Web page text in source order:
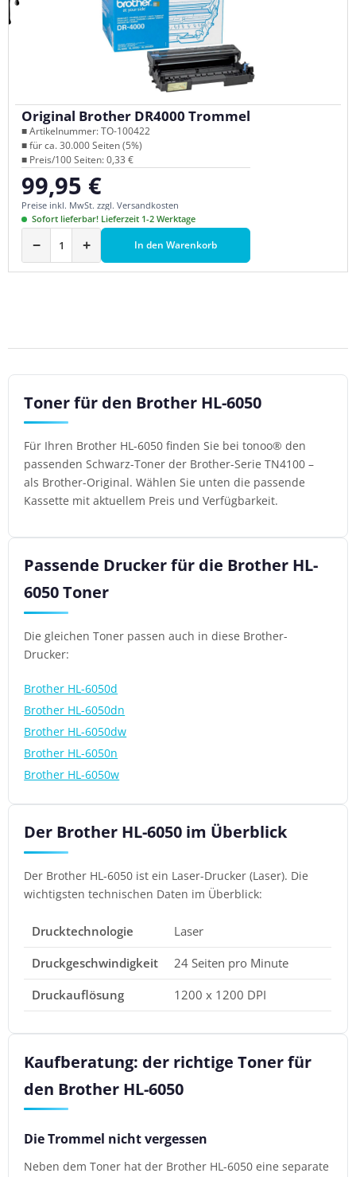
Original Brother DR4000 Trommel
■ Artikelnummer: TO-100422
■ für ca. 30.000 Seiten (5%)
■ Preis/100 Seiten: 0,33 €
Regulärer Preis:
99,95 €
Preise inkl. MwSt. zzgl. Versandkosten
Sofort lieferbar! Lieferzeit 1-2 Werktage
− + In den Warenkorb
Toner für den Brother HL-6050
Für Ihren Brother HL-6050 finden Sie bei tonoo® den
passenden Schwarz-Toner der Brother-Serie TN4100 –
als Brother-Original. Wählen Sie unten die passende
Kassette mit aktuellem Preis und Verfügbarkeit.
Passende Drucker für die Brother HL-
6050 Toner
Die gleichen Toner passen auch in diese Brother-
Drucker:
Brother HL-6050d
Brother HL-6050dn
Brother HL-6050dw
Brother HL-6050n
Brother HL-6050w
Der Brother HL-6050 im Überblick
Der Brother HL-6050 ist ein Laser-Drucker (Laser). Die
wichtigsten technischen Daten im Überblick:
Drucktechnologie
Laser
Druckgeschwindigkeit
24 Seiten pro Minute
Druckauflösung
1200 x 1200 DPI
Kaufberatung: der richtige Toner für
den Brother HL-6050
Die Trommel nicht vergessen
Neben dem Toner hat der Brother HL-6050 eine separate